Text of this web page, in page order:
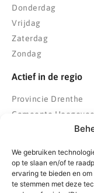
We gebruiken
op te slaan en/of te
ervaring te bieden en
te stemmen met deze
Donderdag
Vrijdag
Zaterdag
Zondag
Actief in de regio
Provincie Drenthe
Gemeente
Gemeente Meppel
Gemeente
Gemeente
Gemeente